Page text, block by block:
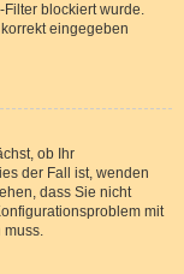
blockiert wurde.
eingegeben
ob Ihr
der Fall ist, wenden
dass Sie nicht
mit
muss.